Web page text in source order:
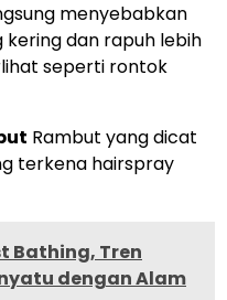
menyebabkan
dan rapuh lebih
seperti rontok
Rambut yang dicat
terkena hairspray
Bathing, Tren
dengan Alam